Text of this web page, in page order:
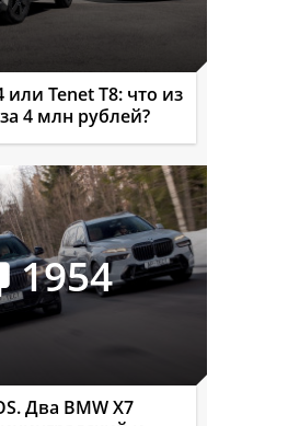
или Tenet T8: что из
4 млн рублей?
1954
Два BMW X7